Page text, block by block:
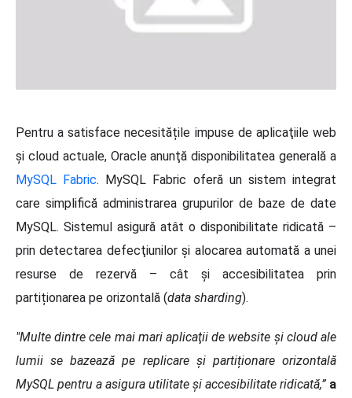
Pentru a satisface necesitățile impuse de aplicaţiile web
şi cloud actuale, Oracle anunţă disponibilitatea generală a
MySQL Fabric. MySQL Fabric oferă un sistem integrat
care simplifică administrarea grupurilor de baze de date
MySQL. Sistemul asigură atât o disponibilitate ridicată –
prin detectarea defecţiunilor şi alocarea automată a unei
resurse de rezervă – cât şi accesibilitatea prin
partiționarea pe orizontală (data sharding).
"Multe dintre cele mai mari aplicaţii de website şi cloud ale
lumii se bazează pe replicare și partiționare orizontală
MySQL pentru a asigura utilitate şi accesibilitate ridicată,” a